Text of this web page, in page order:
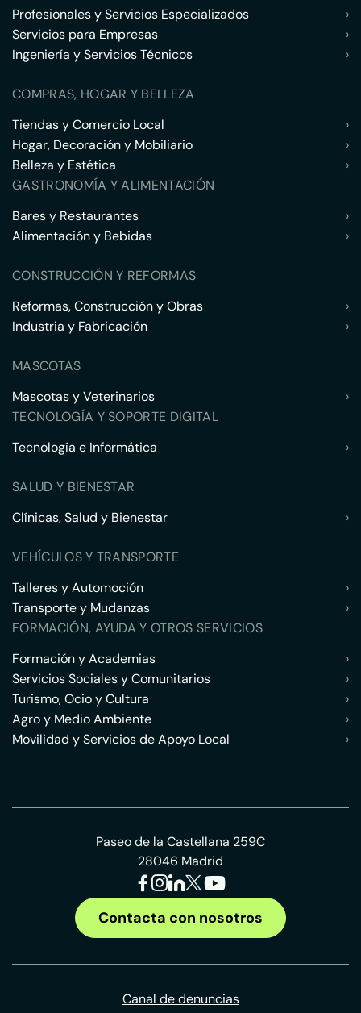
Profesionales y Servicios Especializados
›
Servicios para Empresas
›
Ingeniería y Servicios Técnicos
›
COMPRAS, HOGAR Y BELLEZA
Tiendas y Comercio Local
›
Hogar, Decoración y Mobiliario
›
Belleza y Estética
›
GASTRONOMÍA Y ALIMENTACIÓN
Bares y Restaurantes
›
Alimentación y Bebidas
›
CONSTRUCCIÓN Y REFORMAS
Reformas, Construcción y Obras
›
Industria y Fabricación
›
MASCOTAS
Mascotas y Veterinarios
›
TECNOLOGÍA Y SOPORTE DIGITAL
Tecnología e Informática
›
SALUD Y BIENESTAR
Clínicas, Salud y Bienestar
›
VEHÍCULOS Y TRANSPORTE
Talleres y Automoción
›
Transporte y Mudanzas
›
FORMACIÓN, AYUDA Y OTROS SERVICIOS
Formación y Academias
›
Servicios Sociales y Comunitarios
›
Turismo, Ocio y Cultura
›
Agro y Medio Ambiente
›
Movilidad y Servicios de Apoyo Local
›
Paseo de la Castellana 259C
28046 Madrid
Contacta con nosotros
Canal de denuncias